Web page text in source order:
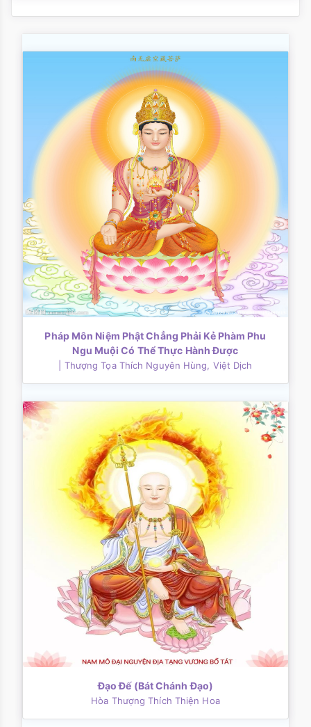
Pháp Môn Niệm Phật Chẳng Phải Kẻ Phàm Phu
Ngu Muội Có Thể Thực Hành Được
| Thượng Tọa Thích Nguyên Hùng, Việt Dịch
Ðạo Ðế (Bát Chánh Ðạo)
Hòa Thượng Thích Thiện Hoa